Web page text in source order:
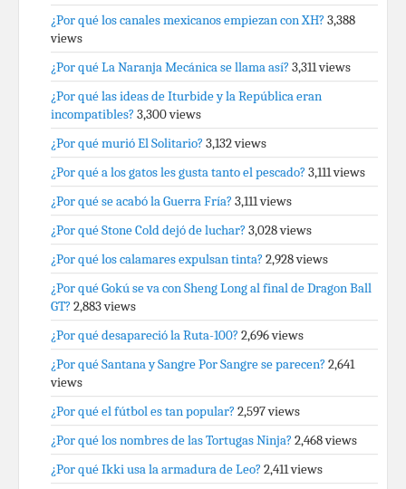
¿Por qué los canales mexicanos empiezan con XH? 3,388
views
¿Por qué La Naranja Mecánica se llama así? 3,311 views
¿Por qué las ideas de Iturbide y la República eran
incompatibles? 3,300 views
¿Por qué murió El Solitario? 3,132 views
¿Por qué a los gatos les gusta tanto el pescado? 3,111 views
¿Por qué se acabó la Guerra Fría? 3,111 views
¿Por qué Stone Cold dejó de luchar? 3,028 views
¿Por qué los calamares expulsan tinta? 2,928 views
¿Por qué Gokú se va con Sheng Long al final de Dragon Ball
GT? 2,883 views
¿Por qué desapareció la Ruta-100? 2,696 views
¿Por qué Santana y Sangre Por Sangre se parecen? 2,641
views
¿Por qué el fútbol es tan popular? 2,597 views
¿Por qué los nombres de las Tortugas Ninja? 2,468 views
¿Por qué Ikki usa la armadura de Leo? 2,411 views